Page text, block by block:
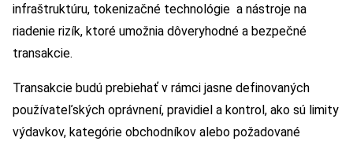
infraštruktúru, tokenizačné technológie a nástroje na
riadenie rizík, ktoré umožnia dôveryhodné a bezpečné
transakcie.
Transakcie budú prebiehať v rámci jasne definovaných
používateľských oprávnení, pravidiel a kontrol, ako sú limity
výdavkov, kategórie obchodníkov alebo požadované